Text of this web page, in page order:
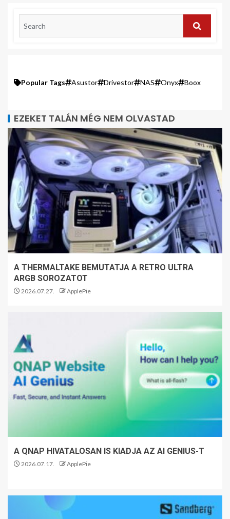
Popular Tags Asustor Drivestor NAS Onyx Boox
EZEKET TALÁN MÉG NEM OLVASTAD
A THERMALTAKE BEMUTATJA A RETRO ULTRA
ARGB SOROZATOT
2026.07.27. ApplePie
A QNAP HIVATALOSAN IS KIADJA AZ AI GENIUS-T
2026.07.17. ApplePie